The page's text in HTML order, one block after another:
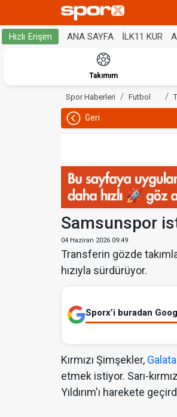
Hızlı Erişim ANA SAYFA İLK11 KUR
Takımım
Spor Haberleri Futbol
Geri
Samsunspor
04 Haziran 2026 09:49
Transferin gözde
hızıyla sürdürüyor.
Sporx’i buradan
Kırmızı Şimşekler,
etmek istiyor. Sarı-
Yıldırım'ı harekete